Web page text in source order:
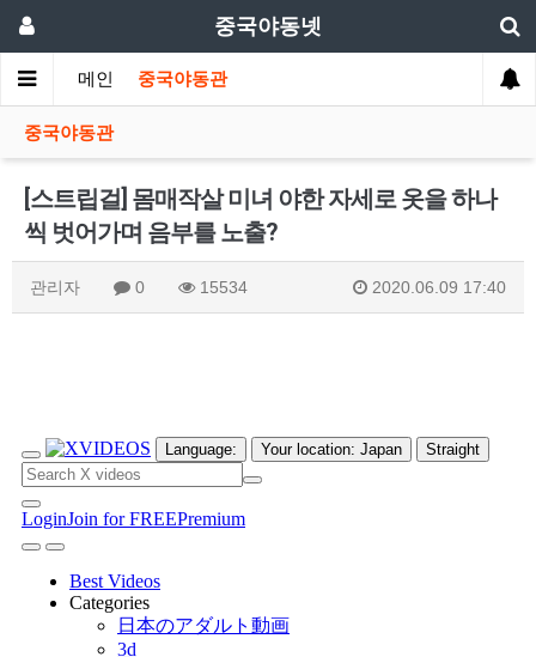
중국야동넷
메인 중국야동관
중국야동관
[스트립걸] 몸매작살 미녀 야한 자세로 옷을 하나
씩 벗어가며 음부를 노출?
관리자 0 15534 2020.06.09 17:40